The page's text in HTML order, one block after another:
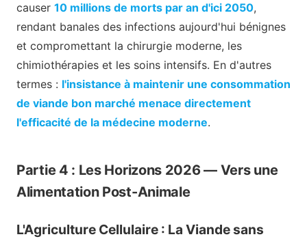
causer 10 millions de morts par an d'ici 2050,
rendant banales des infections aujourd'hui bénignes
et compromettant la chirurgie moderne, les
chimiothérapies et les soins intensifs. En d'autres
termes : l'insistance à maintenir une consommation
de viande bon marché menace directement
l'efficacité de la médecine moderne.
Partie 4 : Les Horizons 2026 — Vers une
Alimentation Post-Animale
L'Agriculture Cellulaire : La Viande sans